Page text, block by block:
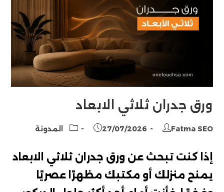
ورق جدران ثلاثي الابعاد
Post
Fatma SEO
Post
27/07/2026
Post المدونة
إذا كنت تبحث عن ورق جدران ثلاثي الابعاد
يمنح منزلك أو مكتبك مظهرًا عصريًا